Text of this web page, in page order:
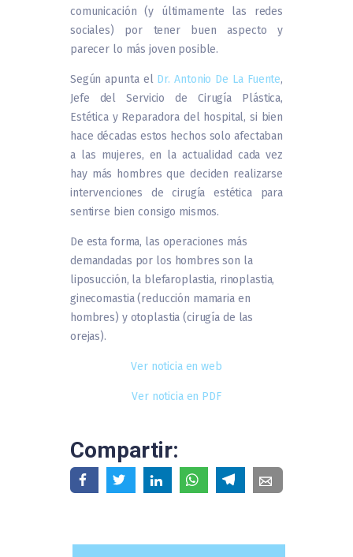
comunicación (y últimamente las redes
sociales) por tener buen aspecto y
parecer lo más joven posible.
Según apunta el Dr. Antonio De La Fuente,
Jefe del Servicio de Cirugía Plástica,
Estética y Reparadora del hospital, si bien
hace décadas estos hechos solo afectaban
a las mujeres, en la actualidad cada vez
hay más hombres que deciden realizarse
intervenciones de cirugía estética para
sentirse bien consigo mismos.
De esta forma, las operaciones más
demandadas por los hombres son la
liposucción, la blefaroplastia, rinoplastia,
ginecomastia (reducción mamaria en
hombres) y otoplastia (cirugía de las
orejas).
Ver noticia en web
Ver noticia en PDF
Compartir: